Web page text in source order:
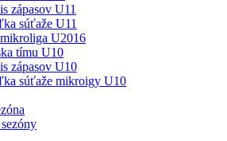
zápasov U11
súťaže U11
U2016
tímu U10
zápasov U10
súťaže mikroigy U10